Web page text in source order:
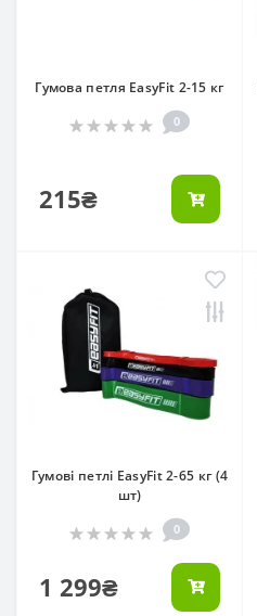
Гумова петля EasyFit 2-15 кг
0
215₴
Гумові петлі EasyFit 2-65 кг (4
шт)
0
1 299₴